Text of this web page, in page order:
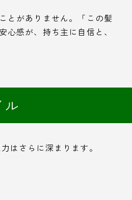
とがありません。「この髪
感が、持ち主に自信と、
ル
はさらに深まります。